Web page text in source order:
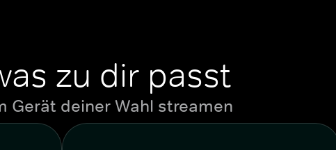
zu dir passt
Gerät deiner Wahl streamen